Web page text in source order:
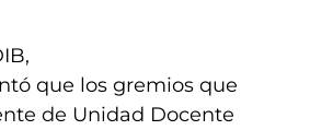
que los gremios que
de Unidad Docente